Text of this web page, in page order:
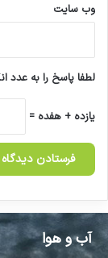
وب‌ سایت
لطفا پاسخ را به عدد
یازده + هفده =
آب و هوا